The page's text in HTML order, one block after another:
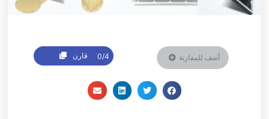
أضف للمقارنة قارن 0/4